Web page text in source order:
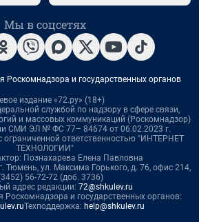
Мы в соцсетях
Роскомнадзора и государственных органов
издание «72.ру» (18+)
службой по надзору в сфере связи,
и массовых коммуникаций (Роскомнадзор)
СМИ ЭЛ № ФС 77– 84674 от 06.02.2023 г.
ограниченной ответственностью "ИНТЕРНЕТ
ТЕХНОЛОГИИ"
Познахарева Елена Павловна
Тюмень, ул. Максима Горького, д. 76, офис 214,
56-72-72 (доб. 3736)
адрес редакции: 72@shkulev.ru
Роскомнадзора и государственных органов:
Техподдержка: help@shkulev.ru